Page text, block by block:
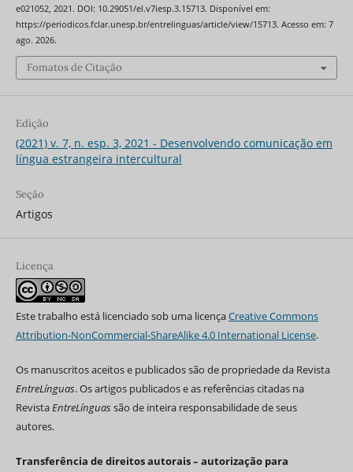
e021052, 2021. DOI: 10.29051/el.v7iesp.3.15713. Disponível em:
https://periodicos.fclar.unesp.br/entrelinguas/article/view/15713. Acesso em: 7
ago. 2026.
Fomatos de Citação
Edição
(2021) v. 7, n. esp. 3, 2021 - Desenvolvendo comunicação em
língua estrangeira intercultural
Seção
Artigos
Licença
Este trabalho está licenciado sob uma licençaCreative Commons
Attribution-NonCommercial-ShareAlike 4.0 International License.
Os manuscritos aceitos e publicados são de propriedade da Revista
EntreLínguas. Os artigos publicados e as referências citadas na
RevistaEntreLínguas são de inteira responsabilidade de seus
autores.
Transferência de direitos autorais – autorização para